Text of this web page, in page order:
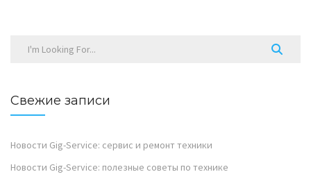
Свежие записи
Новости Gig-Service: сервис и ремонт техники
Новости Gig-Service: полезные советы по технике